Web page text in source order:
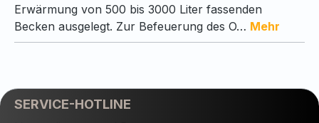
Erwärmung von 500 bis 3000 Liter fassenden
Becken ausgelegt. Zur Befeuerung des O… Mehr
SERVICE-HOTLINE